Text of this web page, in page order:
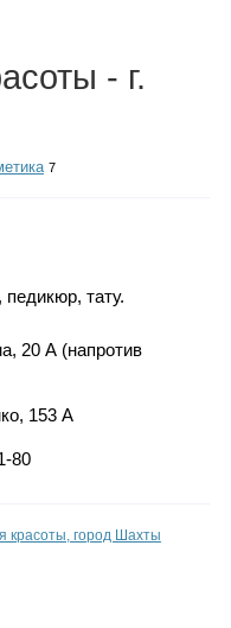
- г.
7
тату.
20 А (напротив
153 А
80
красоты, город Шахты